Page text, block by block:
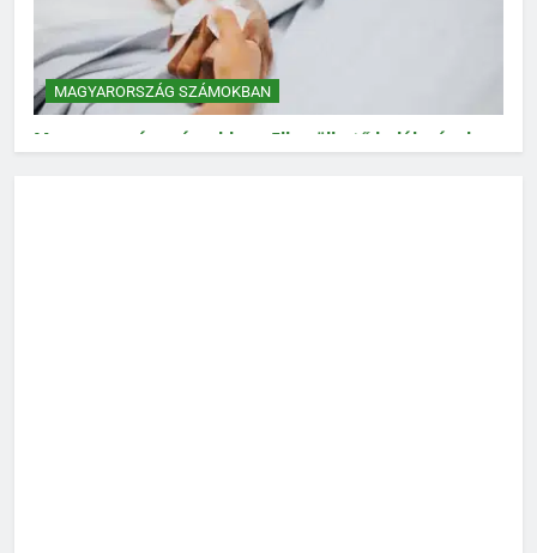
MAGYARORSZÁG SZÁMOKBAN
Magyarország számokban: Elkerülhető halálozások